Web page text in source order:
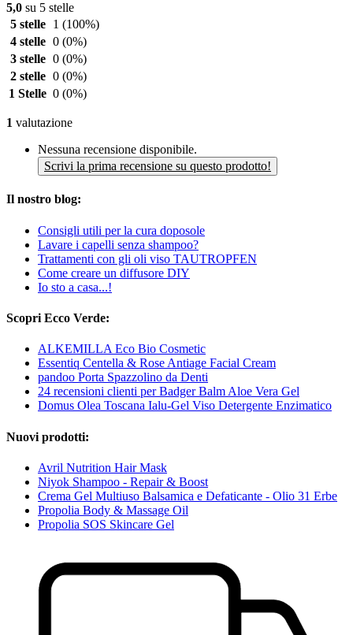
5,0 su 5 stelle
5 stelle
1 (100%)
4 stelle 0 (0%)
3 stelle 0 (0%)
2 stelle 0 (0%)
1 Stelle 0 (0%)
1 valutazione
Nessuna recensione disponibile.
Scrivi la prima recensione su questo prodotto!
Il nostro blog:
Consigli utili per la cura doposole
Lavare i capelli senza shampoo?
Trattamenti con gli oli viso TAUTROPFEN
Come creare un diffusore DIY
Io sto a casa...!
Scopri Ecco Verde:
ALKEMILLA Eco Bio Cosmetic
Essentiq Centella & Rose Antiage Facial Cream
pandoo Porta Spazzolino da Denti
24 recensioni clienti per Badger Balm Aloe Vera Gel
Domus Olea Toscana Ialu-Gel Viso Detergente Enzimatico
Nuovi prodotti:
Avril Nutrition Hair Mask
Niyok Shampoo - Repair & Boost
Crema Gel Multiuso Balsamica e Defaticante - Olio 31 Erbe
Propolia Body & Massage Oil
Propolia SOS Skincare Gel